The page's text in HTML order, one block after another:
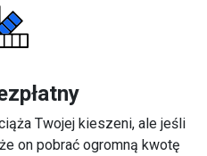
Twojej kieszeni, ale jeśli
on pobrać ogromną kwotę